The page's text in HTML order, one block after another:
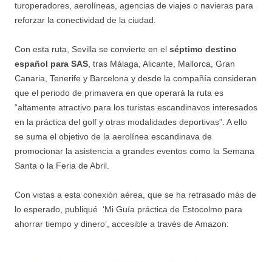
turoperadores, aerolíneas, agencias de viajes o navieras para
reforzar la conectividad de la ciudad.
Con esta ruta, Sevilla se convierte en el séptimo destino
español para SAS, tras Málaga, Alicante, Mallorca, Gran
Canaria, Tenerife y Barcelona y desde la compañía consideran
que el periodo de primavera en que operará la ruta es
“altamente atractivo para los turistas escandinavos interesados
en la práctica del golf y otras modalidades deportivas”. A ello
se suma el objetivo de la aerolínea escandinava de
promocionar la asistencia a grandes eventos como la Semana
Santa o la Feria de Abril.
Con vistas a esta conexión aérea, que se ha retrasado más de
lo esperado, publiqué ‘Mi Guía práctica de Estocolmo para
ahorrar tiempo y dinero’, accesible a través de Amazon: